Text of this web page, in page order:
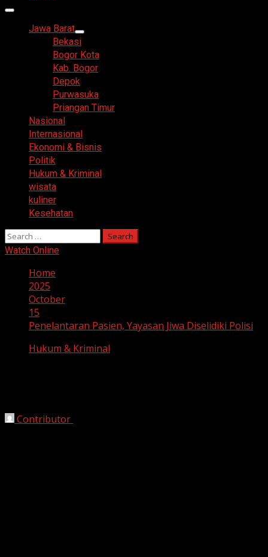
Primary
Jawa Barat
Bekasi
Bogor Kota
Kab. Bogor
Depok
Purwasuka
Priangan Timur
Nasional
Internasional
Ekonomi & Bisnis
Politik
Hukum & Kriminal
wisata
kuliner
Kesehatan
Search
for:
Watch Online
Home
2025
October
15
Penelantaran Pasien, Yayasan Jiwa Diselidiki Polisi
Hukum & Kriminal
Contributor